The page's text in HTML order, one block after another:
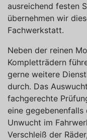
ausreichend festen
übernehmen wir
Fachwerkstatt.
Neben der reinen
Kompletträdern
gerne weitere
durch. Das
fachgerechte
eine
Unwucht im
Verschleiß der